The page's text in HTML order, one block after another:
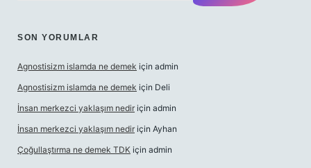
SON YORUMLAR
Agnostisizm islamda ne demek için admin
Agnostisizm islamda ne demek için Deli
İnsan merkezci yaklaşım nedir için admin
İnsan merkezci yaklaşım nedir için Ayhan
Çoğullaştırma ne demek TDK için admin